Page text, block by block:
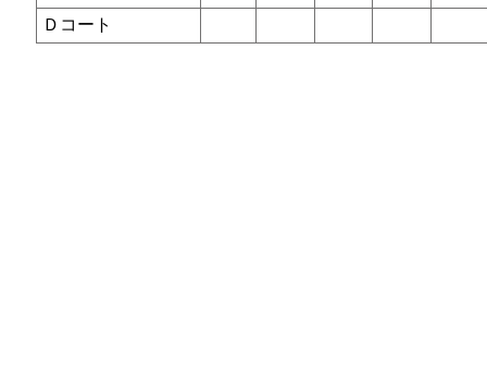
Ｄコート